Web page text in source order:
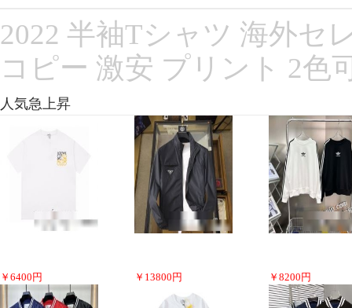
2022 半袖Tシャツ 海外セ
コピー 激安 プリント 2色
人気急上昇
￥ 6400 円 ￥ 13800 円 ￥ 8200 円